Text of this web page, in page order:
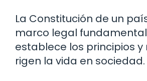
La Constitución de un
marco legal
establece los principios
rigen la vida en sociedad.